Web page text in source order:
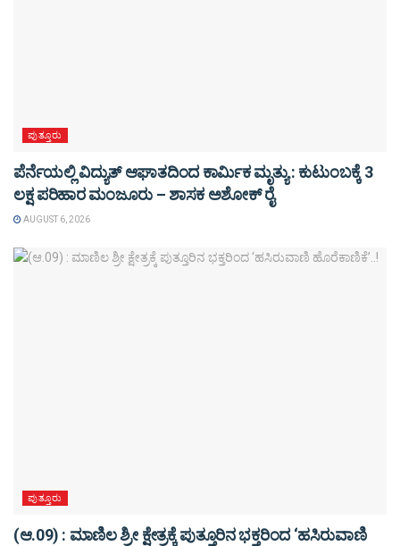
ಪುತ್ತೂರು
ಪೆರ್ನೆಯಲ್ಲಿ ವಿದ್ಯುತ್ ಆಘಾತದಿಂದ ಕಾರ್ಮಿಕ ಮೃತ್ಯು : ಕುಟುಂಬಕ್ಕೆ 3
ಲಕ್ಷ ಪರಿಹಾರ ಮಂಜೂರು – ಶಾಸಕ ಅಶೋಕ್ ರೈ
AUGUST 6, 2026
ಪುತ್ತೂರು
(ಆ.09) : ಮಾಣಿಲ ಶ್ರೀ ಕ್ಷೇತ್ರಕ್ಕೆ ಪುತ್ತೂರಿನ ಭಕ್ತರಿಂದ ‘ಹಸಿರುವಾಣಿ